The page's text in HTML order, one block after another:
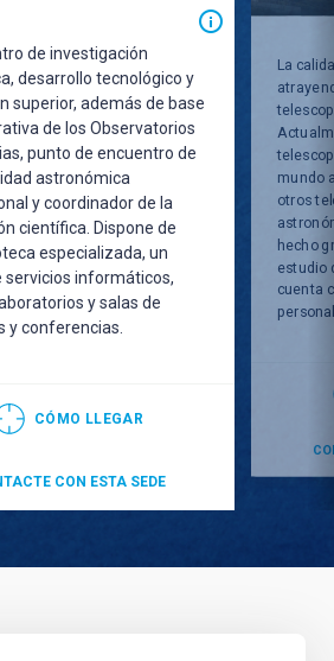
de investigación
desarrollo tecnológico y
superior, además de base
de los Observatorios
punto de encuentro de
astronómica
y coordinador de la
científica. Dispone de
especializada, un
servicios informáticos,
y salas de
y conferencias.
CÓMO LLEGAR
CON ESTA SEDE
La
mundo
otros
hecho
estudio
cuenta